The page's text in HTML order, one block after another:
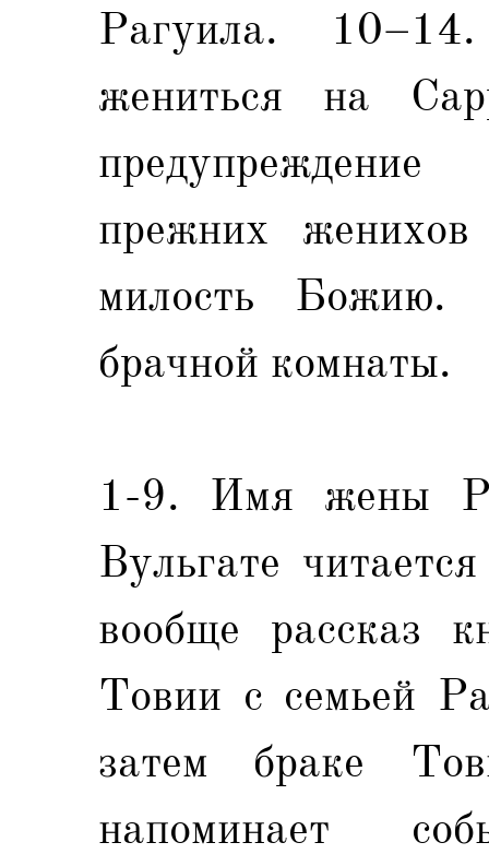
Рагуила.
жениться на
прежних
милость Божию.
брачной комнаты.
1-9. Имя жены
Вульгате
вообще рассказ
Товии с семьей
затем браке
напоминает